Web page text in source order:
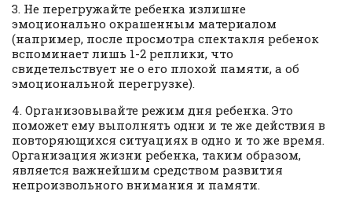
3. Не перегружайте ребенка излишне
эмоционально окрашенным материалом
(например, после просмотра спектакля ребенок
вспоминает лишь 1-2 реплики, что
свидетельствует не о его плохой памяти, а об
эмоциональной перегрузке).
4. Организовывайте режим дня ребенка. Это
поможет ему выполнять одни и те же действия в
повторяющихся ситуациях в одно и то же время.
Организация жизни ребенка, таким образом,
является важнейшим средством развития
непроизвольного внимания и памяти.